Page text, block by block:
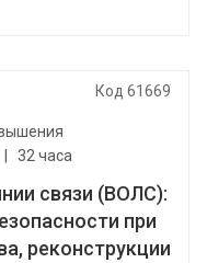
Код 61669
32 часа
связи (ВОЛС):
при
реконструкции